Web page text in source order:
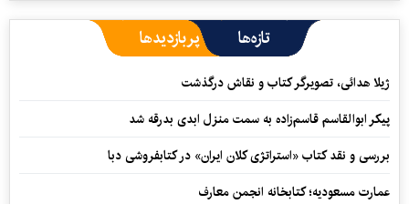
تازه‌ها پربازدیدها
ژیلا هدائی، تصویرگر کتاب و نقاش درگذشت
پیکر ابوالقاسم قاسم‌زاده به سمت منزل ابدی بدرقه شد
بررسی و نقد کتاب «استراتژی کلان ایران» در کتابفروشی دبا
عمارت مسعودیه؛ کتابخانه انجمن معارف